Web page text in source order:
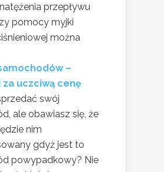
przepływu
pomocy myjki
można
–
za uczciwą cenę
swój
ale obawiasz się, że
nim
gdyż jest to
powypadkowy? Nie